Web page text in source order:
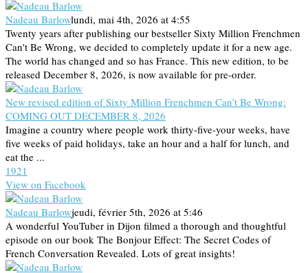
Nadeau Barlowlundi, mai 4th, 2026 at 4:55
Twenty years after publishing our bestseller Sixty Million Frenchmen
Can't Be Wrong, we decided to completely update it for a new age.
The world has changed and so has France. This new edition, to be
released December 8, 2026, is now available for pre-order.
New revised edition of Sixty Million Frenchmen Can’t Be Wrong:
COMING OUT DECEMBER 8, 2026
Imagine a country where people work thirty-five-your weeks, have
five weeks of paid holidays, take an hour and a half for lunch, and
eat the ...
1921
View on Facebook
Nadeau Barlowjeudi, février 5th, 2026 at 5:46
A wonderful YouTuber in Dijon filmed a thorough and thoughtful
episode on our book The Bonjour Effect: The Secret Codes of
French Conversation Revealed. Lots of great insights!